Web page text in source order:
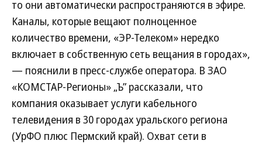
то они автоматически распространяются в эфире.
Каналы, которые вещают полноценное
количество времени, «ЭР-Телеком» нередко
включает в собственную сеть вещания в городах»,
— пояснили в пресс-службе оператора. В ЗАО
«КОМСТАР-Регионы» „Ъ” рассказали, что
компания оказывает услуги кабельного
телевидения в 30 городах уральского региона
(УрФО плюс Пермский край). Охват сети в